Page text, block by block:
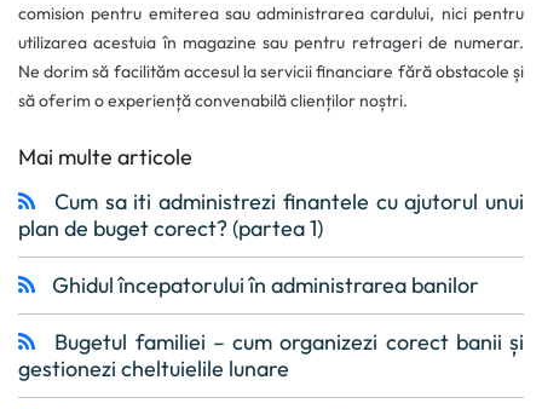
comision pentru emiterea sau administrarea cardului, nici pentru
utilizarea acestuia în magazine sau pentru retrageri de numerar.
Ne dorim să facilităm accesul la servicii financiare fără obstacole și
să oferim o experiență convenabilă clienților noștri.
Mai multe articole
Cum sa iti administrezi finantele cu ajutorul unui
plan de buget corect? (partea 1)
Ghidul începatorului în administrarea banilor
Bugetul familiei – cum organizezi corect banii și
gestionezi cheltuielile lunare